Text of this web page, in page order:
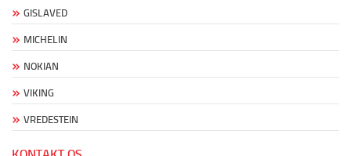
GISLAVED
MICHELIN
NOKIAN
VIKING
VREDESTEIN